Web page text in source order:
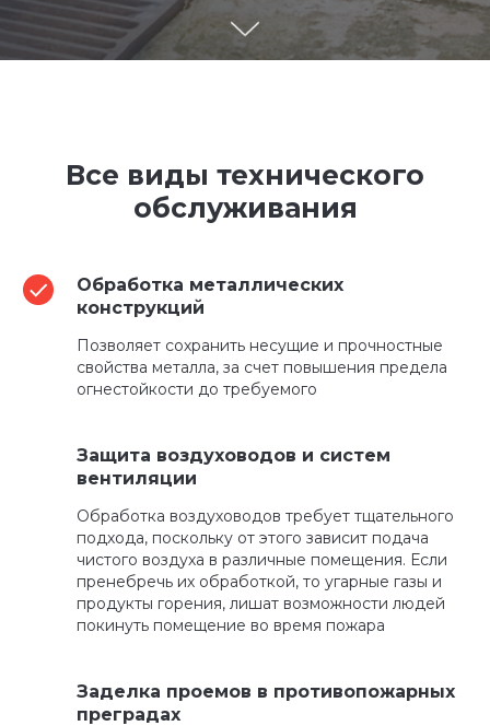
Все виды технического
обслуживания
Обработка металлических
конструкций
Позволяет сохранить несущие и прочностные
свойства металла, за счет повышения предела
огнестойкости до требуемого
Защита воздуховодов и систем
вентиляции
Обработка воздуховодов требует тщательного
подхода, поскольку от этого зависит подача
чистого воздуха в различные помещения. Если
пренебречь их обработкой, то угарные газы и
продукты горения, лишат возможности людей
покинуть помещение во время пожара
Заделка проемов в противопожарных
преградах